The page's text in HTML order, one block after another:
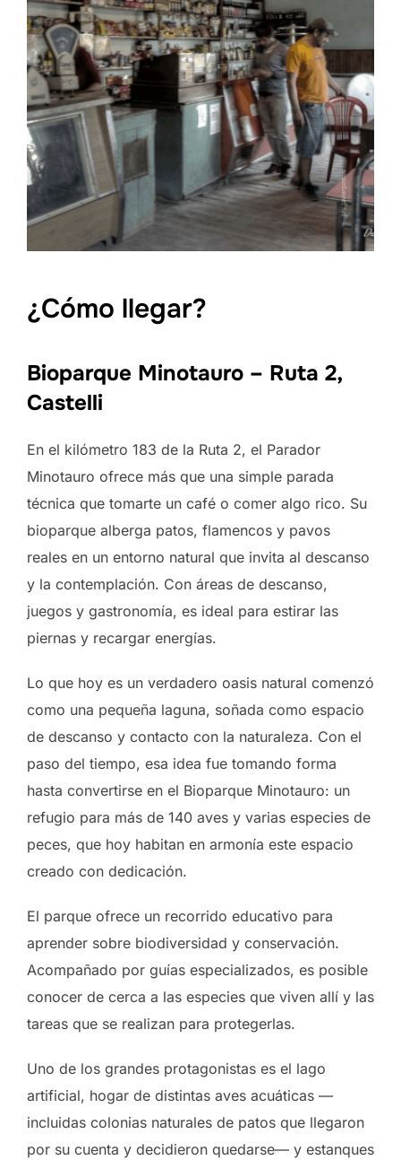
¿Cómo llegar?
Bioparque Minotauro – Ruta 2,
Castelli
En el kilómetro 183 de la Ruta 2, el Parador
Minotauro ofrece más que una simple parada
técnica que tomarte un café o comer algo rico. Su
bioparque alberga patos, flamencos y pavos
reales en un entorno natural que invita al descanso
y la contemplación. Con áreas de descanso,
juegos y gastronomía, es ideal para estirar las
piernas y recargar energías.
Lo que hoy es un verdadero oasis natural comenzó
como una pequeña laguna, soñada como espacio
de descanso y contacto con la naturaleza. Con el
paso del tiempo, esa idea fue tomando forma
hasta convertirse en el Bioparque Minotauro: un
refugio para más de 140 aves y varias especies de
peces, que hoy habitan en armonía este espacio
creado con dedicación.
El parque ofrece un recorrido educativo para
aprender sobre biodiversidad y conservación.
Acompañado por guías especializados, es posible
conocer de cerca a las especies que viven allí y las
tareas que se realizan para protegerlas.
Uno de los grandes protagonistas es el lago
artificial, hogar de distintas aves acuáticas —
incluidas colonias naturales de patos que llegaron
por su cuenta y decidieron quedarse— y estanques